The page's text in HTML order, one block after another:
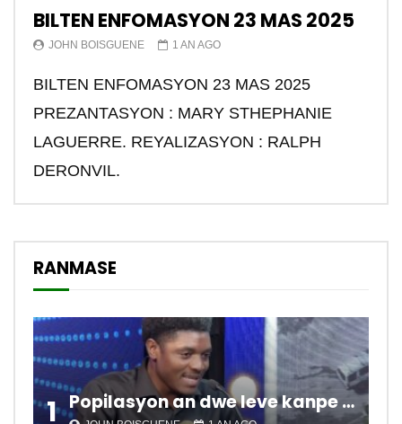
BILTEN ENFOMASYON 23 MAS 2025
JOHN BOISGUENE 1 AN AGO
BILTEN ENFOMASYON 23 MAS 2025
PREZANTASYON : MARY STHEPHANIE
LAGUERRE. REYALIZASYON : RALPH
DERONVIL.
RANMASE
1 Popilasyon an dwe leve kanpe pou chanje sitiyasyon kawotik l’ap viv nan peyi a.